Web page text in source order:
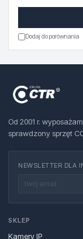
Dodaj do porównania
Od 2001 r.
sprawdzony sprzęt
NEWSLETTER DLA
SKLEP
Kamery IP